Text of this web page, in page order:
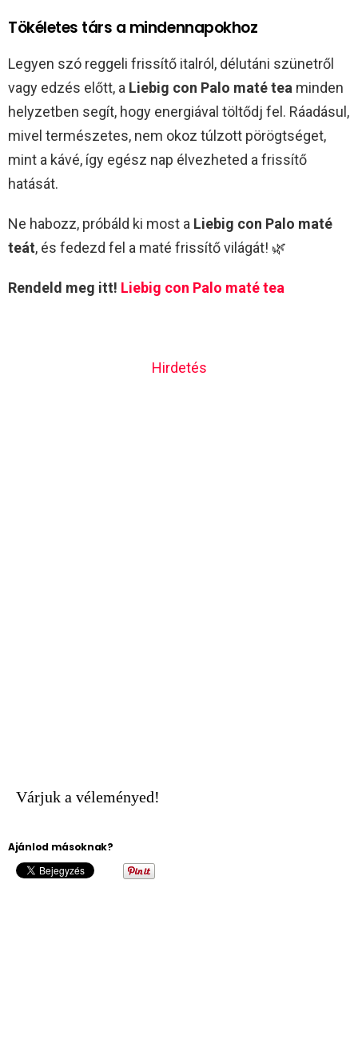
Tökéletes társ a mindennapokhoz
Legyen szó reggeli frissítő italról, délutáni szünetről
vagy edzés előtt, a Liebig con Palo maté tea minden
helyzetben segít, hogy energiával töltődj fel. Ráadásul,
mivel természetes, nem okoz túlzott pörögtséget,
mint a kávé, így egész nap élvezheted a frissítő
hatását.
Ne habozz, próbáld ki most a Liebig con Palo maté
teát, és fedezd fel a maté frissítő világát! 🌿
Rendeld meg itt! Liebig con Palo maté tea
Hirdetés
Várjuk a véleményed!
Ajánlod másoknak?